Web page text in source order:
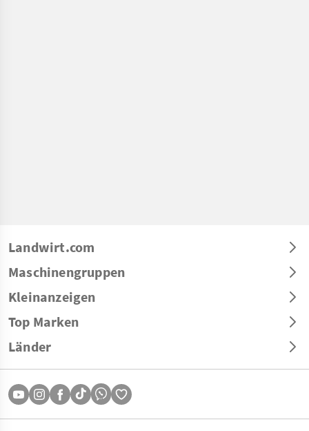
Landwirt.com
Maschinengruppen
Kleinanzeigen
Top Marken
Länder